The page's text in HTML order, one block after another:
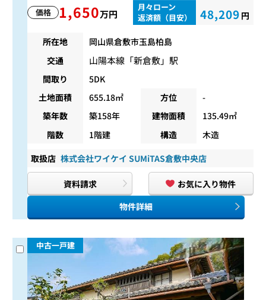
価格 1,650万円
月々ローン
返済額（目安）
48,209 円
所在地
岡山県倉敷市玉島柏島
交通
山陽本線 「新倉敷」駅
間取り
5DK
土地面積
655.18㎡ 方位
-
築年数
築158年 建物面積
135.49㎡
階数
1階建 構造 木造
取扱店 株式会社ワイケイ SUMiTAS倉敷中央店
資料請求
お気に入り物件
物件詳細
中古一戸建